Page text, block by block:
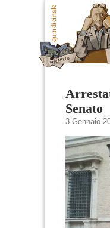
Senato
3 Gennaio